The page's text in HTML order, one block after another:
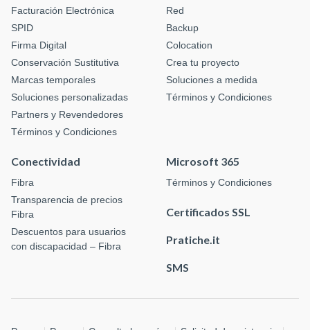
Facturación Electrónica
SPID
Firma Digital
Conservación Sustitutiva
Marcas temporales
Soluciones personalizadas
Partners y Revendedores
Términos y Condiciones
Red
Backup
Colocation
Crea tu proyecto
Soluciones a medida
Términos y Condiciones
Conectividad
Fibra
Transparencia de precios
Fibra
Descuentos para usuarios
con discapacidad – Fibra
Microsoft 365
Términos y Condiciones
Certificados SSL
Pratiche.it
SMS